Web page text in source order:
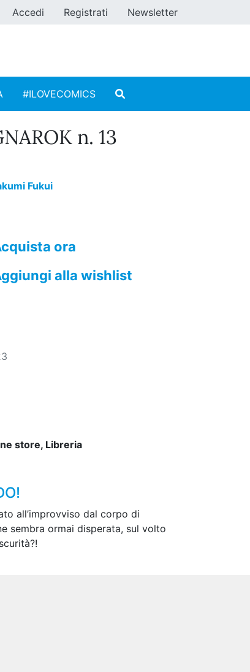
Accedi Registrati Newsletter
#ILOVECOMICS
n. 13
Fukui
ora
alla wishlist
store, Libreria
all’improvviso dal corpo di
sembra ormai disperata, sul volto